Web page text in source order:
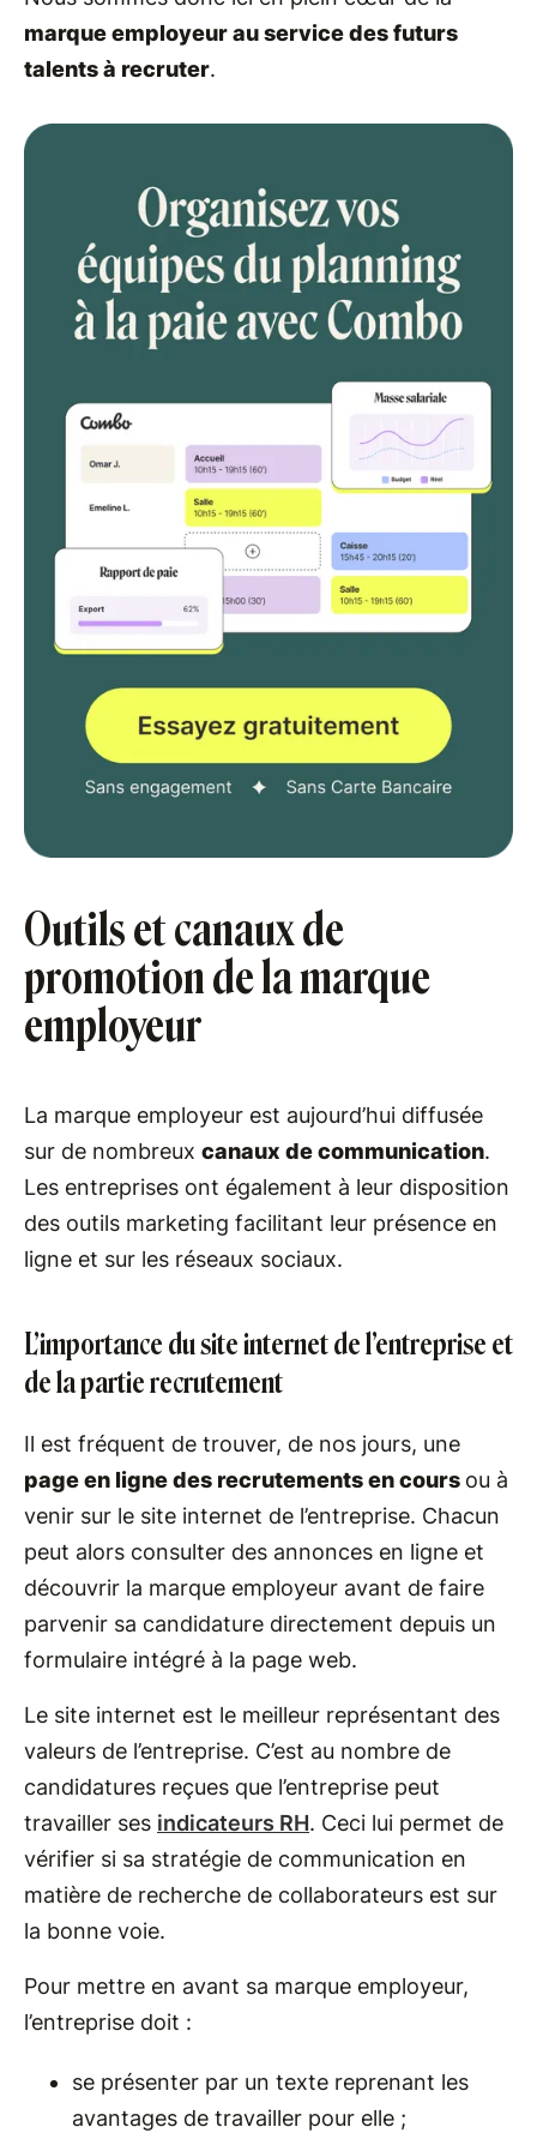
marque employeur au service des futurs
talents à recruter.
Outils et canaux de
promotion de la marque
employeur
La marque employeur est aujourd’hui diffusée
sur de nombreux canaux de communication.
Les entreprises ont également à leur disposition
des outils marketing facilitant leur présence en
ligne et sur les réseaux sociaux.
L’importance du site internet de l’entreprise et
de la partie recrutement
Il est fréquent de trouver, de nos jours, une
page en ligne des recrutements en cours ou à
venir sur le site internet de l’entreprise. Chacun
peut alors consulter des annonces en ligne et
découvrir la marque employeur avant de faire
parvenir sa candidature directement depuis un
formulaire intégré à la page web.
Le site internet est le meilleur représentant des
valeurs de l’entreprise. C’est au nombre de
candidatures reçues que l’entreprise peut
travailler ses indicateurs RH. Ceci lui permet de
vérifier si sa stratégie de communication en
matière de recherche de collaborateurs est sur
la bonne voie.
Pour mettre en avant sa marque employeur,
l’entreprise doit :
se présenter par un texte reprenant les
avantages de travailler pour elle ;